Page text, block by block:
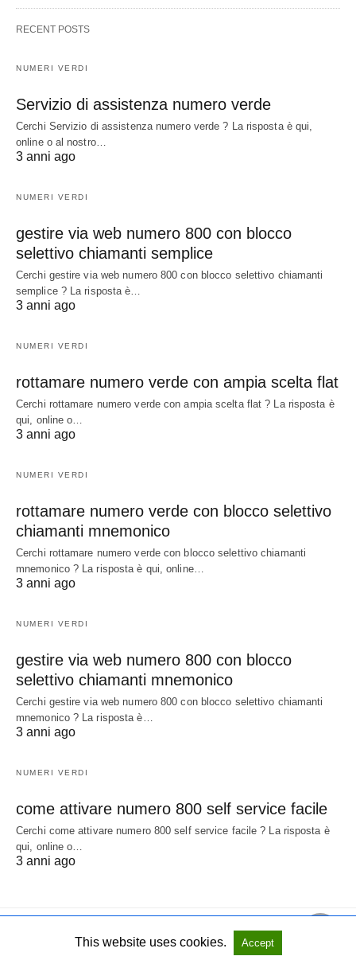
RECENT POSTS
NUMERI VERDI
Servizio di assistenza numero verde
Cerchi Servizio di assistenza numero verde ? La risposta è qui,
online o al nostro…
3 anni ago
NUMERI VERDI
gestire via web numero 800 con blocco
selettivo chiamanti semplice
Cerchi gestire via web numero 800 con blocco selettivo chiamanti
semplice ? La risposta è…
3 anni ago
NUMERI VERDI
rottamare numero verde con ampia scelta flat
Cerchi rottamare numero verde con ampia scelta flat ? La risposta è
qui, online o…
3 anni ago
NUMERI VERDI
rottamare numero verde con blocco selettivo
chiamanti mnemonico
Cerchi rottamare numero verde con blocco selettivo chiamanti
mnemonico ? La risposta è qui, online…
3 anni ago
NUMERI VERDI
gestire via web numero 800 con blocco
selettivo chiamanti mnemonico
Cerchi gestire via web numero 800 con blocco selettivo chiamanti
mnemonico ? La risposta è…
3 anni ago
NUMERI VERDI
come attivare numero 800 self service facile
Cerchi come attivare numero 800 self service facile ? La risposta è
qui, online o…
3 anni ago
All Rights Reserved View Non-AMP Version
This website uses cookies. Accept